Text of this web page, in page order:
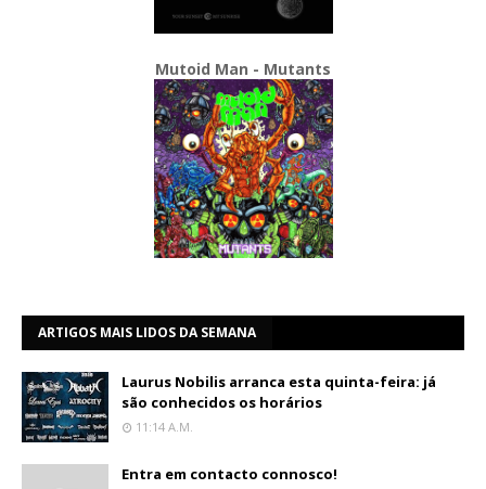
Mutoid Man - Mutants
ARTIGOS MAIS LIDOS DA SEMANA
Laurus Nobilis arranca esta quinta-feira: já
são conhecidos os horários
11:14 A.m.
Entra em contacto connosco!